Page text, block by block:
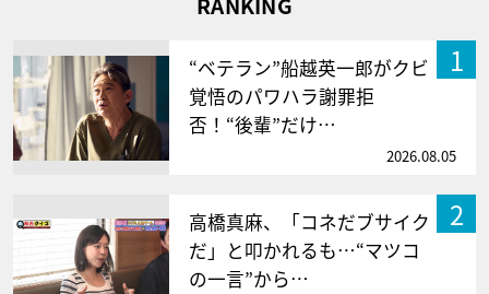
1
“ベテラン”船越英一郎がクビ
覚悟のパワハラ謝罪拒
否！“後輩”だけ…
2026.08.05
2
高橋真麻、「コネだブサイク
だ」と叩かれるも…“マツコ
の一言”から…